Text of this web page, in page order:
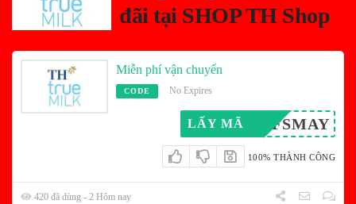
đãi tại SHOPTH Shop
Miễn phí vận chuyển
CODE No Expires
FSMAY
LẤY MÃ
100% THÀNH CÔNG
420 đã dùng - 2 Hôm nay